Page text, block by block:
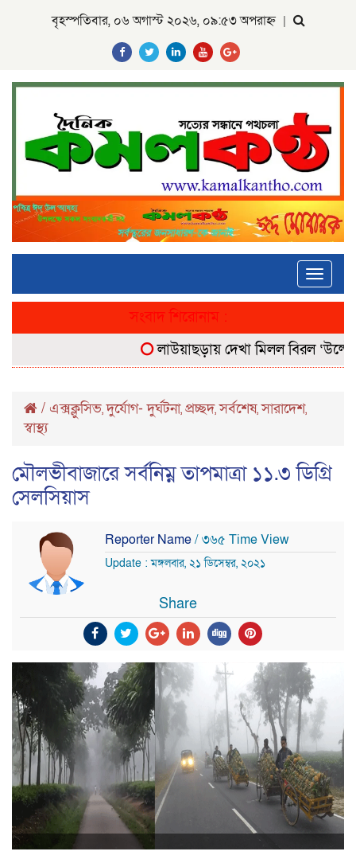
বৃহস্পতিবার, ০৬ অগাস্ট ২০২৬, ০৯:৫৩ অপরাহ্ন |
Toggle
সংবাদ শিরোনাম :
লাউয়াছড়ায় দেখা মিলল বিরল
/ এক্সক্লুসিভ,দুর্যোগ- দুর্ঘটনা, প্রচ্ছদ,সর্বশেষ,সারাদেশ,
স্বাস্থ্য
মৌলভীবাজারে সর্বনিম্ন তাপমাত্রা ১১.৩ ডিগ্রি
সেলসিয়াস
Reporter Name/ ৩৬৫ Time View
Update : মঙ্গলবার, ২১ ডিসেম্বর, ২০২১
Share